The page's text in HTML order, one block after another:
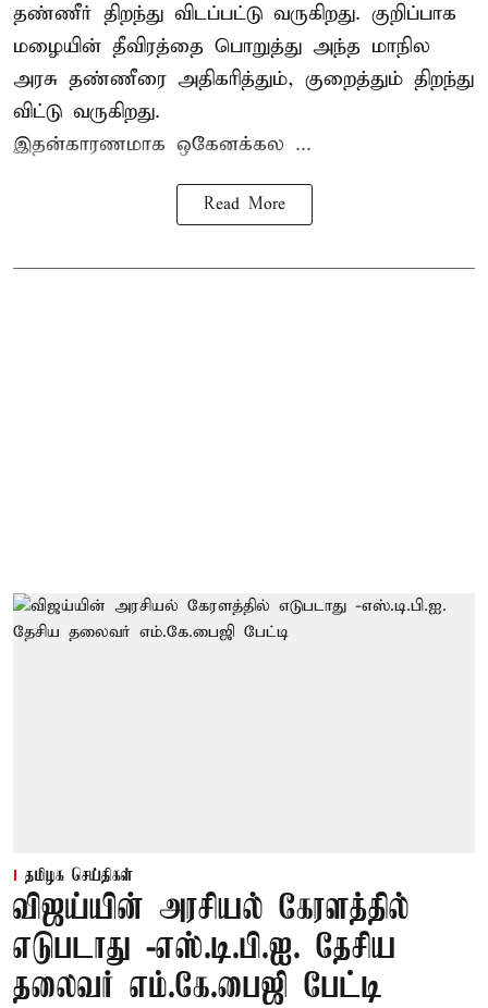
தண்ணீர் திறந்து விடப்பட்டு வருகிறது. குறிப்பாக
மழையின் தீவிரத்தை பொறுத்து அந்த மாநில
அரசு தண்ணீரை அதிகரித்தும், குறைத்தும் திறந்து
விட்டு வருகிறது.
இதன்காரணமாக ஒகேனக்கல ...
Read More
தமிழக செய்திகள்
விஜய்யின் அரசியல் கேரளத்தில்
எடுபடாது -எஸ்.டி.பி.ஐ. தேசிய
தலைவர் எம்.கே.பைஜி பேட்டி